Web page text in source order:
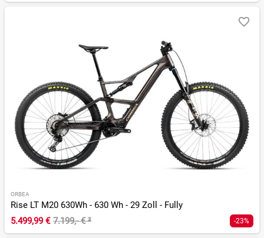
ORBEA
Rise LT M20 630Wh - 630 Wh - 29 Zoll - Fully
5.499,99 € 7.199,- €² -23%